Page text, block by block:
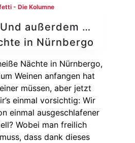
- Die Kolumne
außerdem …
in Nürnbergo
Nächte in Nürnbergo,
Weinen anfangen hat
müssen, aber jetzt
einmal vorsichtig: Wir
einmal ausgeschlafener
Wobei man freilich
dass dank dieses